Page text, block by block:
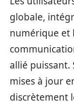
globale,
numérique et
allié puissant.
mises à jour
discrètement